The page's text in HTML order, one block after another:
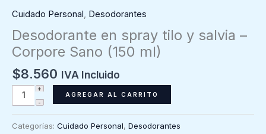
Cuidado Personal, Desodorantes
Desodorante en spray tilo y salvia –
Corpore Sano (150 ml)
$8.560 IVA Incluido
Desodorante
en
AGREGAR AL CARRITO
Categorías: Cuidado Personal, Desodorantes